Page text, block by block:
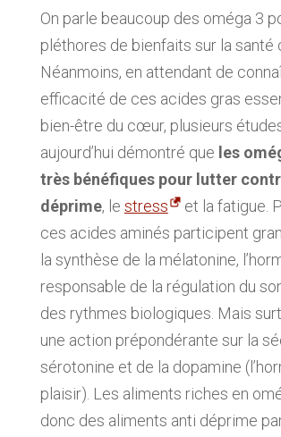
On parle beaucoup des oméga 3
pléthores de bienfaits sur la santé
Néanmoins, en attendant de
efficacité de ces acides gras
bien-être du cœur, plusieurs
aujourd’hui démontré que les
très bénéfiques pour lutter
déprime, le stress
et la fatigue.
ces acides aminés participent
la synthèse de la mélatonine,
responsable de la régulation du
des rythmes biologiques. Mais
une action prépondérante sur la
sérotonine et de la dopamine
plaisir). Les aliments riches en
donc des aliments anti déprime